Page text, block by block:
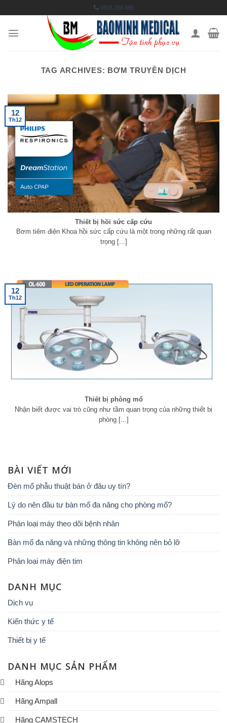
to
content
0938 256 889
TAG ARCHIVES: BƠM TRUYỀN DỊCH
Thiết bị hồi sức cấp cứu
Bơm tiêm điện Khoa hồi sức cấp cứu là một trong những rất quan
trọng [...]
12
Th12
Thiết bị phòng mổ
Nhận biết được vai trò cũng như tầm quan trọng của những thiết bị
phòng [...]
12
Th12
BÀI VIẾT MỚI
Đèn mổ phẫu thuật bán ở đâu uy tín?
Lý do nên đầu tư bàn mổ đa năng cho phòng mổ?
Phân loại máy theo dõi bệnh nhân
Bàn mổ đa năng và những thông tin không nên bỏ lỡ
Phân loại máy điện tim
DANH MỤC
Dịch vụ
Kiến thức y tế
Thiết bị y tế
DANH MỤC SẢN PHẨM
Hãng Alops
Hãng Ampall
Hãng CAMSTECH